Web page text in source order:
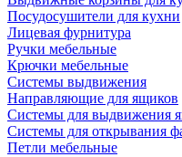
Посудосушители для кухни
Лицевая фурнитура
Ручки мебельные
Крючки мебельные
Системы выдвижения
Направляющие для ящиков
Системы для выдвижения
Системы для открывания
Петли мебельные